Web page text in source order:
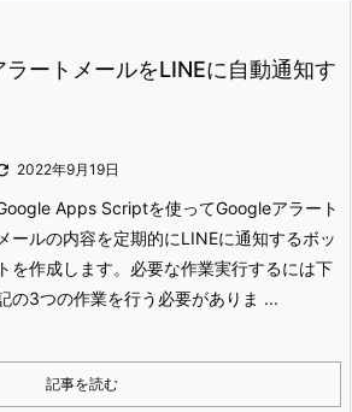
ラートメールをLINEに自動通知す
2022年9月19日
Apps Scriptを使ってGoogleアラート
メールの内容を定期的にLINEに通知するボッ
トを作成します。 必要な作業実行するには下
の3つの作業を行う必要がありま ...
記事を読む